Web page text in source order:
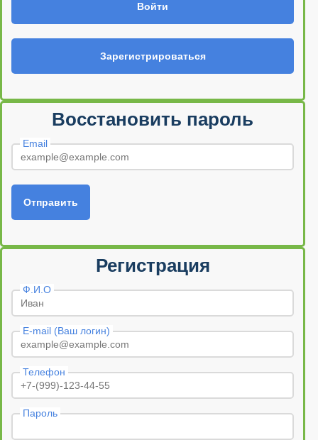
Войти
Зарегистрироваться
Восстановить пароль
Email
Отправить
Регистрация
Ф.И.О
E-mail (Ваш логин)
Телефон
Пароль